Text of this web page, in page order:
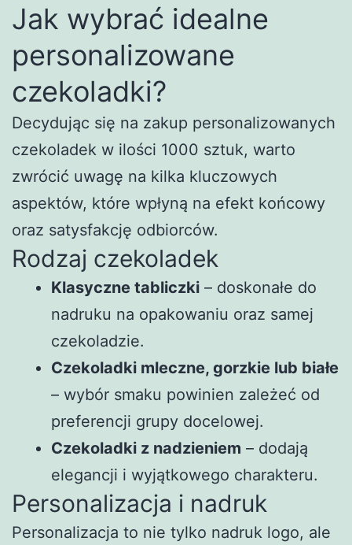
Jak wybrać idealne
personalizowane
czekoladki?
Decydując się na zakup personalizowanych
czekoladek w ilości 1000 sztuk, warto
zwrócić uwagę na kilka kluczowych
aspektów, które wpłyną na efekt końcowy
oraz satysfakcję odbiorców.
Rodzaj czekoladek
Klasyczne tabliczki – doskonałe do
nadruku na opakowaniu oraz samej
czekoladzie.
Czekoladki mleczne, gorzkie lub białe
– wybór smaku powinien zależeć od
preferencji grupy docelowej.
Czekoladki z nadzieniem – dodają
elegancji i wyjątkowego charakteru.
Personalizacja i nadruk
Personalizacja to nie tylko nadruk logo, ale